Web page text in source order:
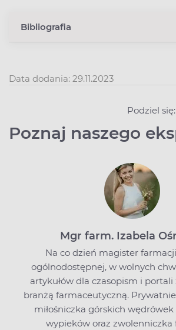
Bibliografia
Data dodania: 29.11.2023
Podziel się:
Poznaj naszego
Mgr farm. Izabela
Na co dzień magister
ogólnodostępnej, w wolnych
artykułów dla czasopism i portali
branżą farmaceutyczną.
miłośniczka górskich
wypieków oraz zwolenniczka